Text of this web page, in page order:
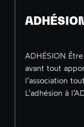
ADHÉSION Être
avant tout
l’association
L’adhésion à